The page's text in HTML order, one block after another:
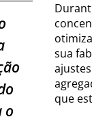
o
sua
que